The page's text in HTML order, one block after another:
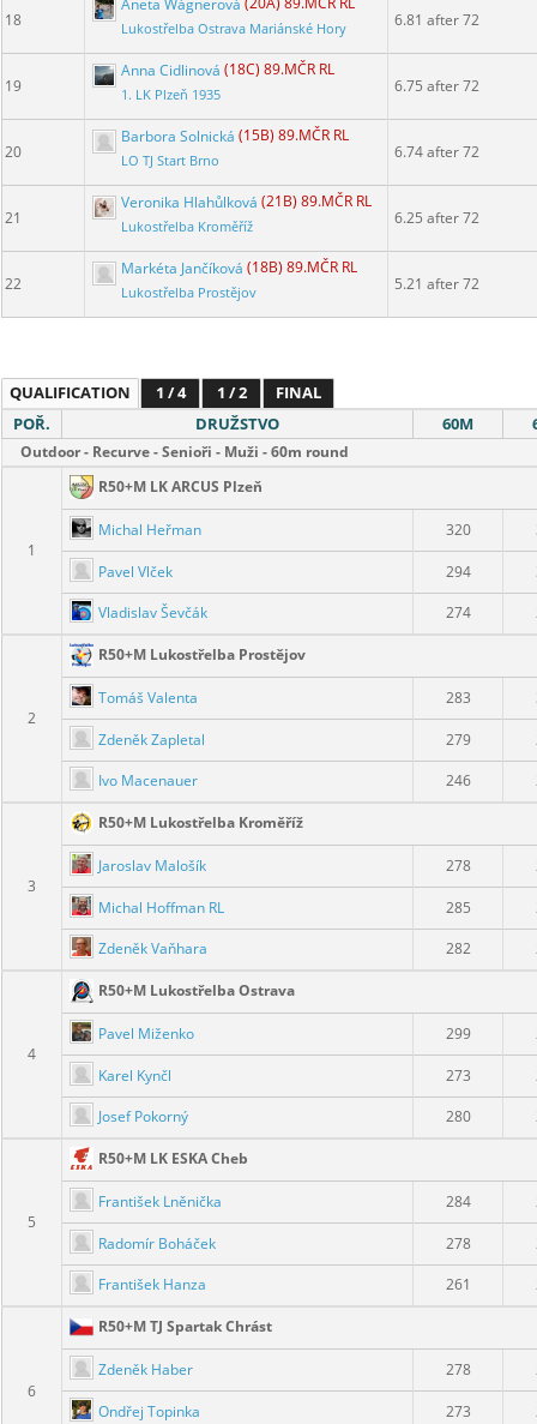
18 Lukostřelba Ostrava Mariánské Hory 6.81 after 72
19
Anna Cidlinová (18C) 89.MČR RL
1. LK Plzeň 1935 6.75 after 72
20
Barbora Solnická (15B) 89.MČR RL
LO TJ Start Brno 6.74 after 72
21
Veronika Hlahůlková (21B) 89.MČR RL
Lukostřelba Kroměříž 6.25 after 72
22
Markéta Jančíková (18B) 89.MČR RL
Lukostřelba Prostějov 5.21 after 72
QUALIFICATION 1 / 4 1 / 2
FINAL
POŘ.
DRUŽSTVO 60M
Outdoor - Recurve - Senioři - Muži - 60m round
1
R50+M LK ARCUS Plzeň
Michal Heřman 320
Pavel Vlček 294
Vladislav Ševčák
274
2
R50+M Lukostřelba Prostějov
Tomáš Valenta 283
Zdeněk Zapletal 279
Ivo Macenauer
246
3
R50+M Lukostřelba Kroměříž
Jaroslav Malošík 278
Michal Hoffman RL 285
Zdeněk Vaňhara
282
4
R50+M Lukostřelba Ostrava
Pavel Miženko 299
Karel Kynčl 273
Josef Pokorný
280
5
R50+M LK ESKA Cheb
František Lněnička 284
Radomír Boháček 278
František Hanza
261
6
R50+M TJ Spartak Chrást
Zdeněk Haber 278
Ondřej Topinka 273